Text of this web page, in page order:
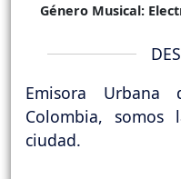
Género Musical:
Emisora Urbana
Colombia,
ciudad.